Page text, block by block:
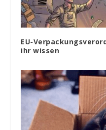
EU-
ihr wissen